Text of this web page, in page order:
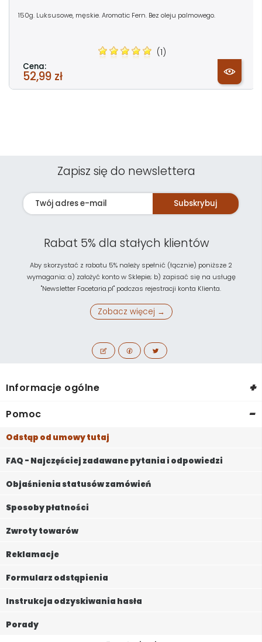
150g. Luksusowe, męskie. Aromatic Fern. Bez oleju palmowego.
(1)
Cena:
52,99 zł
Zapisz się do newslettera
Subskrybuj
Rabat 5% dla stałych klientów
Aby skorzystać z rabatu 5% należy spełnić (łącznie) poniższe 2
wymagania: a) założyć konto w Sklepie; b) zapisać się na usługę
"Newsletter Facetaria.pl" podczas rejestracji konta Klienta.
Zobacz więcej →
Informacje ogólne +
Pomoc -
Odstąp od umowy tutaj
FAQ - Najczęściej zadawane pytania i odpowiedzi
Objaśnienia statusów zamówień
Sposoby płatności
Zwroty towarów
Reklamacje
Formularz odstąpienia
Instrukcja odzyskiwania hasła
Porady